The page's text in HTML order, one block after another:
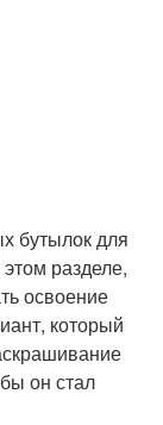
бутылок для
разделе,
освоение
который
он стал